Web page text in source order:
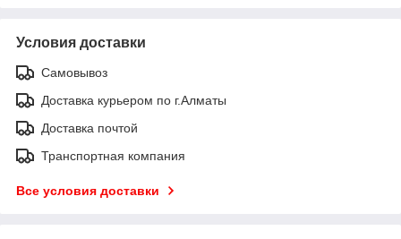
Условия доставки
Самовывоз
Доставка курьером по г.Алматы
Доставка почтой
Транспортная компания
Все условия доставки